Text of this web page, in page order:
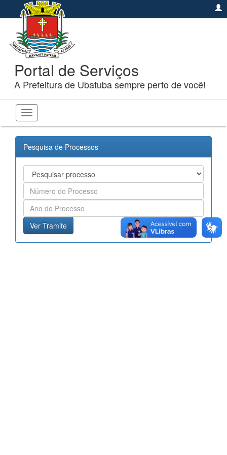
Portal de Serviços
A Prefeitura de Ubatuba sempre perto de você!
Toggle
navigation
Pesquisa de Processos
Ver Tramite